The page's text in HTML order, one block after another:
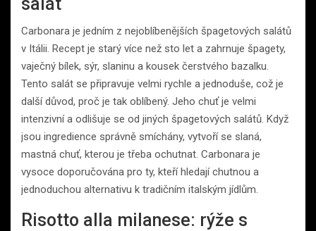
Carbonara je jedním z nejoblíbenějších špagetových salátů
v Itálii. Recept je starý více než sto let a zahrnuje špagety,
vaječný bílek, sýr, slaninu a kousek čerstvého bazalku.
Tento salát se připravuje velmi rychle a jednoduše, což je
další důvod, proč je tak oblíbený. Jeho chuť je velmi
intenzivní a odlišuje se od jiných špagetových salátů. Když
jsou ingredience správně smíchány, vytvoří se slaná,
mastná chuť, kterou je třeba ochutnat. Carbonara je
vysoce doporučována pro ty, kteří hledají chutnou a
jednoduchou alternativu k tradičním italským jídlům.
Risotto alla milanese: rýže s